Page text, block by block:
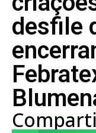
desfile